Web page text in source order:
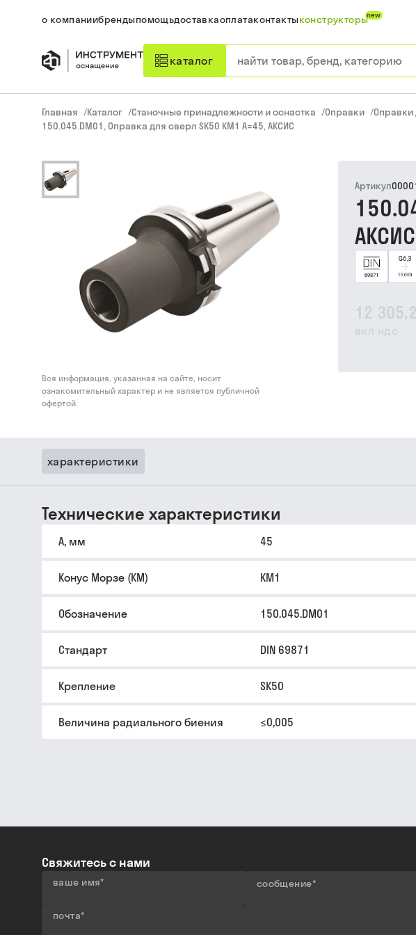
о компаниибрендыпомощьдоставкаоплатаконтактыконструкторыnew
каталог
Главная /Каталог /Станочные принадлежности и оснастка /Оправки /Оправки
150.045.DM01, Оправка для сверл SK50 КМ1 A=45, АКСИС
Вся информация, указанная на сайте, носит
ознакомительный характер и не является публичной
офертой.
12
вкл ндс
Артикул
АКСИС
характеристики
Технические характеристики
A, мм 45
Конус Морзе (КМ) КМ1
Обозначение 150.045.DM01
Стандарт DIN 69871
Крепление SK50
Величина радиального биения ≤0,005
Свяжитесь с нами
ваше имя*
почта*
сообщение*